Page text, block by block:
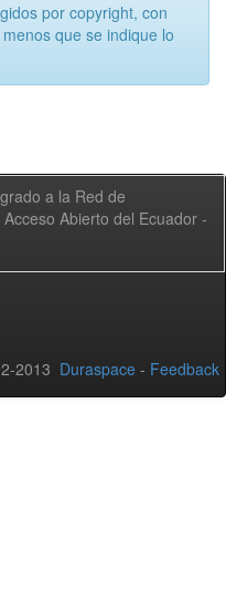
por copyright, con
que se indique lo
a la Red de
Abierto del Ecuador -
2013 Duraspace - Feedback